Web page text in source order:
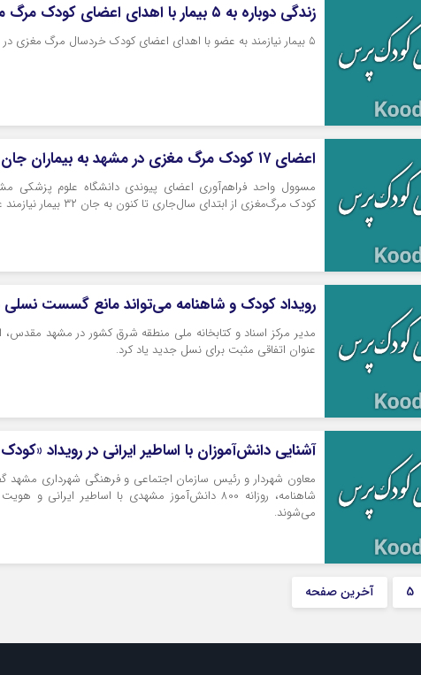
زندگی دوباره به ۵ بیمار با اهدای اعضای کودک مرگ مغزی در مشهد
۵ بیمار نیازمند به عضو با اهدای اعضای کودک خردسال مرگ مغزی در مشهد حیات دوباره یافتند.
اعضای ۱۷ کودک مرگ مغزی در مشهد به بیماران جان بخشید
کودک مرگ‌مغزی از ابتدای سال‌جاری تا کنون به جان ۳۲ بیمار نیازمند عضو حیاتی دوباره بخشید.
رویداد کودک و شاهنامه می‌تواند مانع گسست
مدیر مرکز اسناد و کتابخانه ملی منطقه شرق کشور در مشهد مقدس،
عنوان اتفاقی مثبت برای نسل جدید یاد کرد.
آشنایی دانش‌‎آموزان با اساطیر ایرانی در رویداد «کودک و شاهنامه»
معاون شهردار و رئیس سازمان اجتماعی و فرهنگی شهرداری مشهد
شاهنامه، روزانه 800 دانش‌آموز مشهدی با اساطیر
می‌شوند.
5 آخرین صفحه